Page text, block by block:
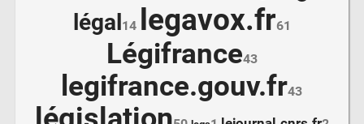
légal14 legavox.fr61
Légifrance43
legifrance.gouv.fr43